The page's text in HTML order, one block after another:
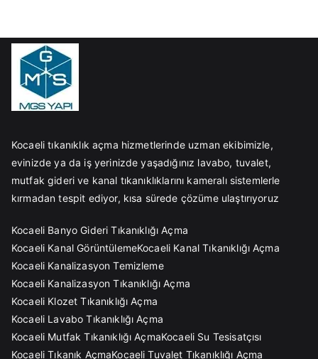
Kocaeli tıkanıklık açma hizmetlerinde uzman ekibimizle,
evinizde ya da iş yerinizde yaşadığınız lavabo, tuvalet,
mutfak gideri ve kanal tıkanıklıklarını kameralı sistemlerle
kırmadan tespit ediyor, kısa sürede çözüme ulaştırıyoruz
Kocaeli Banyo Gideri Tıkanıklığı Açma
Kocaeli Kanal GörüntülemeKocaeli Kanal Tıkanıklığı Açma
Kocaeli Kanalizasyon Temizleme
Kocaeli Kanalizasyon Tıkanıklığı Açma
Kocaeli Klozet Tıkanıklığı Açma
Kocaeli Lavabo Tıkanıklığı Açma
Kocaeli Mutfak Tıkanıklığı AçmaKocaeli Su Tesisatçısı
Kocaeli Tıkanık AçmaKocaeli Tuvalet Tıkanıklığı Açma